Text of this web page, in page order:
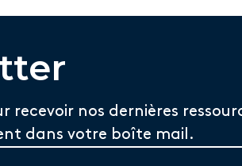
recevoir nos dernières
dans votre boîte mail.